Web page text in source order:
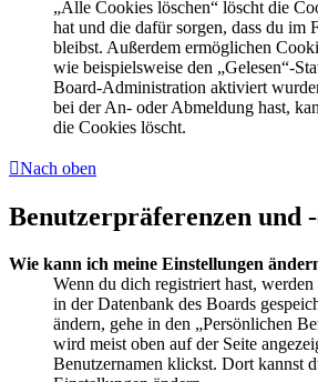
„Alle Cookies löschen“ löscht die
hat und die dafür sorgen, dass du im
bleibst. Außerdem ermöglichen
wie beispielsweise den „Gelesen“-
Board-Administration aktiviert
bei der An- oder Abmeldung hast,
die Cookies löscht.
Nach oben
Benutzerpräferenzen und
Wie kann ich meine Einstellungen
Wenn du dich registriert hast,
in der Datenbank des Boards
ändern, gehe in den „Persönlichen
wird meist oben auf der Seite
Benutzernamen klickst. Dort kannst